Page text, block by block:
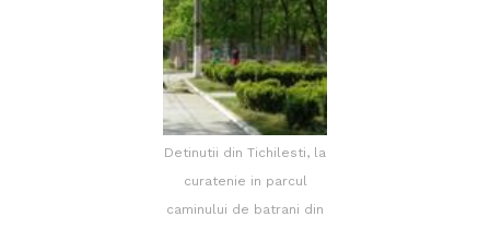
Detinutii din Tichilesti, la
curatenie in parcul
caminului de batrani din